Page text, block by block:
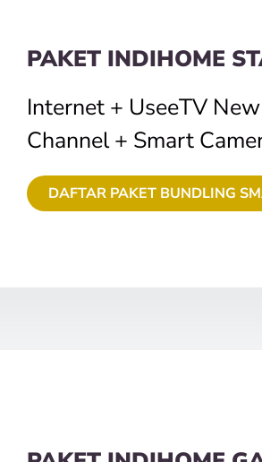
PAKET INDIHOME
Internet + UseeTV
Channel + Smart
DAFTAR PAKET BUNDLING